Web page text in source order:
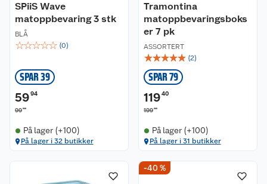
SPiiS Wave
matoppbevaring 3 stk
BLÅ
☆☆☆☆☆ (0)
SPAR 39
5994
9990
På lager (+100)
På lager i 32 butikker
Tramontina
matoppbevaringsboks
er 7 pk
ASSORTERT
☆☆☆☆☆ (2)
SPAR 79
11940
19900
På lager (+100)
På lager i 31 butikker
-40 %